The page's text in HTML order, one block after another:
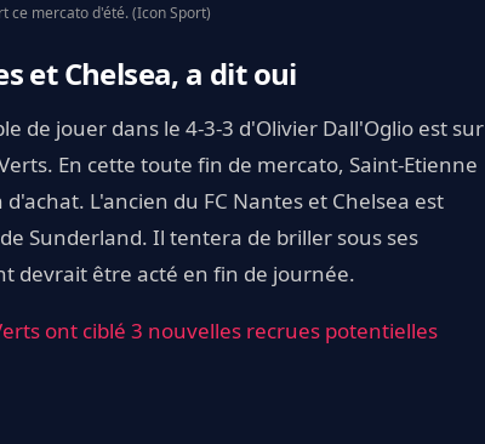
ce mercato d'été. (Icon Sport)
et Chelsea, a dit oui
de jouer dans le 4-3-3 d'Olivier Dall'Oglio est sur
En cette toute fin de mercato, Saint-Etienne
L'ancien du FC Nantes et Chelsea est
Sunderland. Il tentera de briller sous ses
devrait être acté en fin de journée.
ont ciblé 3 nouvelles recrues potentielles